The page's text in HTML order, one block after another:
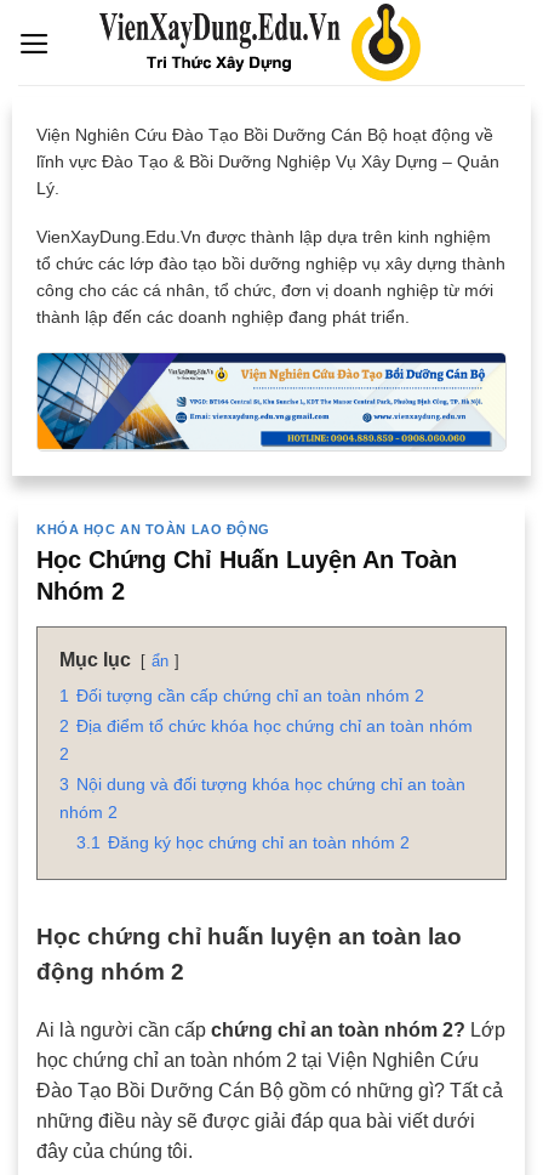
Viện Nghiên Cứu Đào Tạo Bồi Dưỡng Cán Bộ hoạt động về
lĩnh vực Đào Tạo & Bồi Dưỡng Nghiệp Vụ Xây Dựng – Quản
Lý.
VienXayDung.Edu.Vn được thành lập dựa trên kinh nghiệm
tổ chức các lớp đào tạo bồi dưỡng nghiệp vụ xây dựng thành
công cho các cá nhân, tổ chức, đơn vị doanh nghiệp từ mới
thành lập đến các doanh nghiệp đang phát triển.
KHÓA HỌC AN TOÀN LAO ĐỘNG
Học Chứng Chỉ Huấn Luyện An Toàn
Nhóm 2
Mục lục ẩn
1 Đối tượng cần cấp chứng chỉ an toàn nhóm 2
2 Địa điểm tổ chức khóa học chứng chỉ an toàn nhóm
2
3 Nội dung và đối tượng khóa học chứng chỉ an toàn
nhóm 2
3.1 Đăng ký học chứng chỉ an toàn nhóm 2
Học chứng chỉ huấn luyện an toàn lao
động nhóm 2
Ai là người cần cấp chứng chỉ an toàn nhóm 2? Lớp
học chứng chỉ an toàn nhóm 2 tại Viện Nghiên Cứu
Đào Tạo Bồi Dưỡng Cán Bộ gồm có những gì? Tất cả
những điều này sẽ được giải đáp qua bài viết dưới
đây của chúng tôi.